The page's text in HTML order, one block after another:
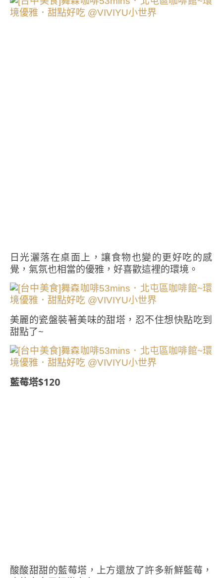
日光灑落在桌面上，讓食物也變的更好吃的感
覺，氣氛也相當的優雅，好喜歡這裡的環境。
美麗的瓷盤裝著美味的甜塔，忍不住想快點吃到
甜點了~
藍莓塔$120
酸酸甜甜的藍莓塔，上方還放了許多新鮮藍莓，